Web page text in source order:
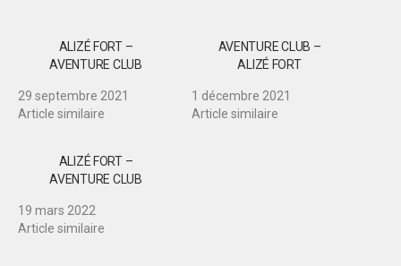
ALIZÉ FORT –
AVENTURE CLUB
29 septembre 2021
Article similaire
AVENTURE CLUB –
ALIZÉ FORT
1 décembre 2021
Article similaire
ALIZÉ FORT –
AVENTURE CLUB
19 mars 2022
Article similaire